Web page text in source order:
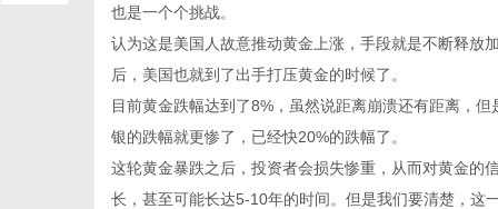
也是一个个挑战。
认为这是美国人故意推动黄金上涨，手段就是不断释放
后，美国也就到了出手打压黄金的时候了。
目前黄金跌幅达到了8%，虽然说距离崩溃还有距离，
银的跌幅就更惨了，已经快20%的跌幅了。
这轮黄金暴跌之后，投资者会损失惨重，从而对黄金的
长，甚至可能长达5-10年的时间。但是我们要清楚，这